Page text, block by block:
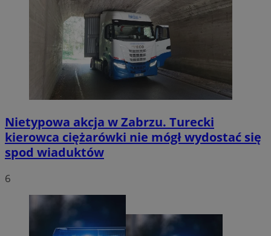
Nietypowa akcja w Zabrzu. Turecki
kierowca ciężarówki nie mógł wydostać się
spod wiaduktów
6